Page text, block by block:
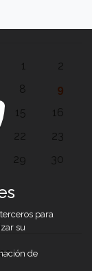
1
2
8
9
15
16
22
23
29
30
para
su
de